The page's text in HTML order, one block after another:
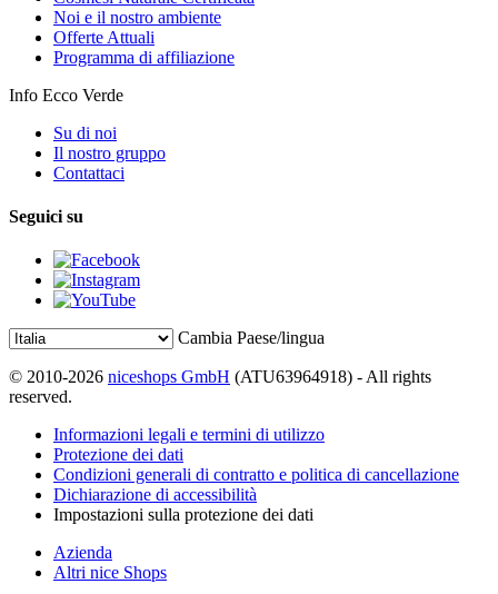
Noi e il nostro ambiente
Offerte Attuali
Programma di affiliazione
Info Ecco Verde
Su di noi
Il nostro gruppo
Contattaci
Seguici su
Cambia Paese/lingua
© 2010-2026 niceshops GmbH (ATU63964918) - All rights
reserved.
Informazioni legali e termini di utilizzo
Protezione dei dati
Condizioni generali di contratto e politica di cancellazione
Dichiarazione di accessibilità
Impostazioni sulla protezione dei dati
Azienda
Altri nice Shops